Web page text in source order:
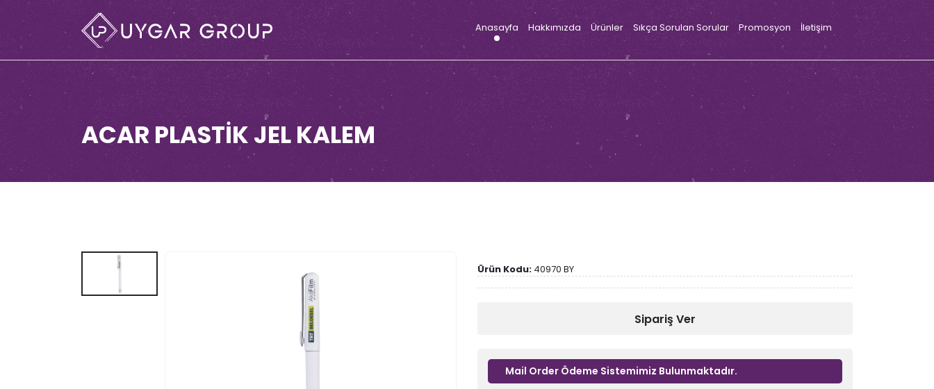
Anasayfa Hakkımızda Ürünler Sıkça Sorulan Sorular Promosyon İletişim
ACAR PLASTİK JEL KALEM
Ürün Kodu: 40970 BY
Sipariş Ver
Mail Order Ödeme Sistemimiz Bulunmaktadır.